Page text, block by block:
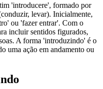
'introducere', formado por
levar). Inicialmente,
ou 'fazer entrar'. Com o
incluir sentidos figurados,
A forma 'introduzindo' é o
uma ação em andamento ou